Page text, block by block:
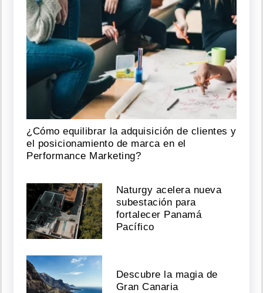
¿Cómo equilibrar la adquisición de clientes y
el posicionamiento de marca en el
Performance Marketing?
Naturgy acelera nueva
subestación para
fortalecer Panamá
Pacífico
Descubre la magia de
Gran Canaria